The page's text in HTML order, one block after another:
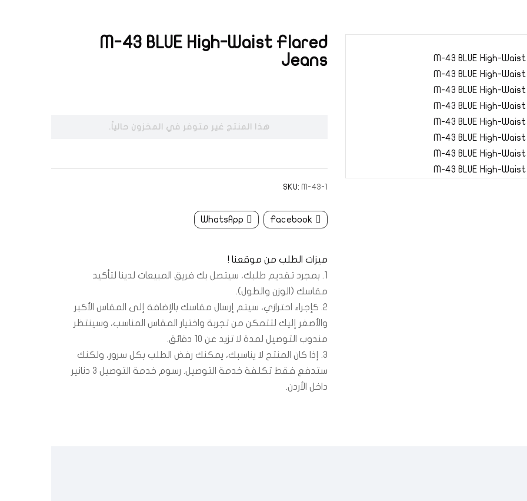
M-43 BLUE High-Waist Flared
Jeans
هذا المنتج غير متوفر في المخزون حالياً.
SKU: M-43-1
Facebook
WhatsApp
ميزات الطلب من موقعنا !
1. بمجرد تقديم طلبك، سيتصل بك فريق المبيعات لدينا لتأكيد
مقاسك (الوزن والطول).
2. كإجراء احترازي، سيتم إرسال مقاسك بالإضافة إلى المقاس الأكبر
والأصغر إليك لتتمكن من تجربة واختيار المقاس المناسب، وسينتظر
مندوب التوصيل لمدة لا تزيد عن 10 دقائق.
3. إذا كان المنتج لا يناسبك، يمكنك رفض الطلب بكل سرور، ولكنك
ستدفع فقط تكلفة خدمة التوصيل. رسوم خدمة التوصيل 3 دنانير
داخل الأردن.